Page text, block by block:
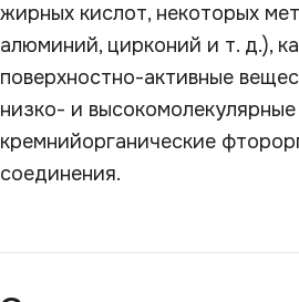
жирных кислот, некоторых
алюминий, цирконий и т. д.),
поверхностно-активные
низко- и высокомолекулярные
кремнийорганические
соединения.